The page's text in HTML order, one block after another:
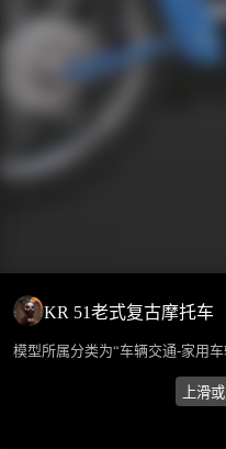
KR 51老式复古摩托车
上滑